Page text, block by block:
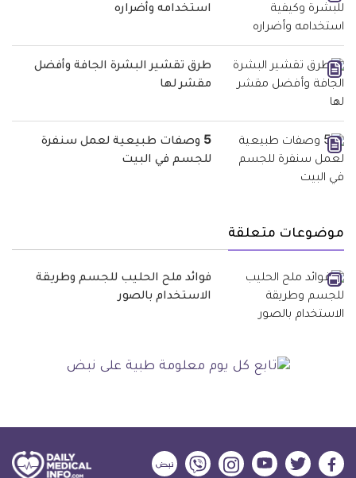
استخدامه وأضراره
طرق تقشير البشرة الجافة وأفضل
مقشر لها
5 وصفات طبيعية لعمل سنفرة
للجسم في البيت
موضوعات متعلقة
فوائد ملح الحليب للجسم وطريقة
الاستخدام بالصور
ديلي
ديلي
ديلي
ديلي
ديلي
ديلي